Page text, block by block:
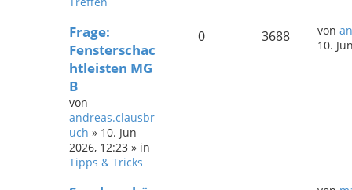
Frage:
Fensterschac
htleisten MG
B
von
andreas.clausbr
uch » 10. Jun
2026, 12:23 » in
Tipps & Tricks
0 3688 von
10.